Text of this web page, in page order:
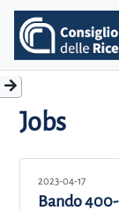
Jobs
2023-04-17
Bando 400-